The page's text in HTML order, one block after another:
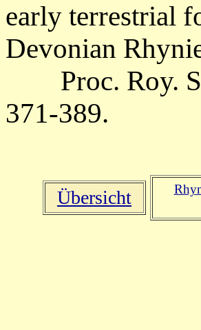
early terrestrial
Devonian
Proc. Roy.
371-389.
Übersicht